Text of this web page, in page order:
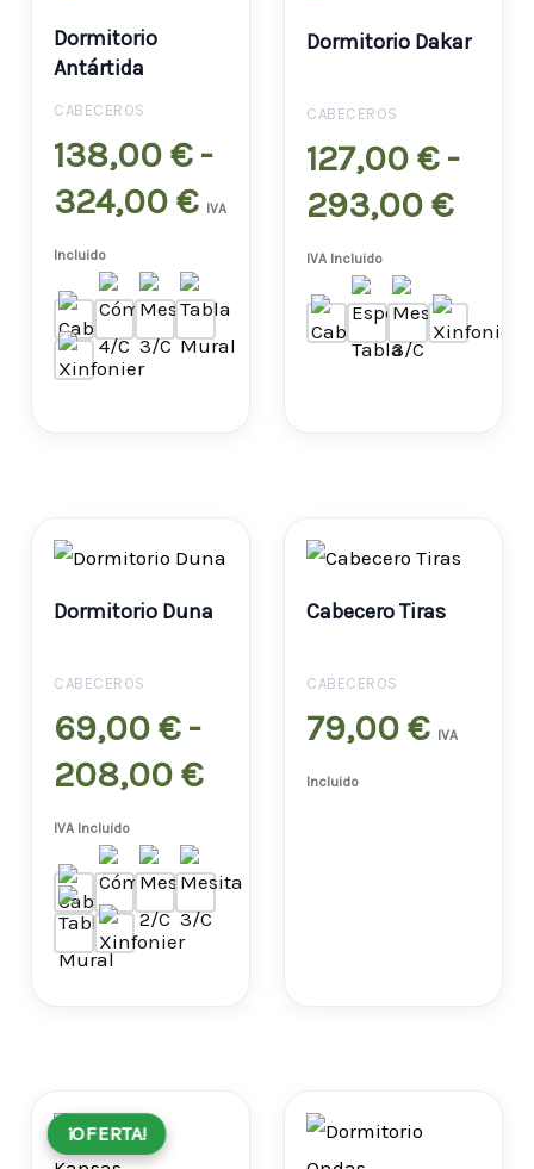
Dormitorio
Antártida
CABECEROS
138,00€ -
324,00€
precios:
138,00 €
hasta
324,00 €
IVA
Incluido
Dormitorio Dakar
CABECEROS
127,00€ -
293,00€
IVA Incluido
Dormitorio Duna
CABECEROS
69,00€ -
208,00€
precios:
69,00 €
hasta
IVA Incluido
Cabecero Tiras
CABECEROS
79,00€ IVA
Incluido
¡OFERTA!El
precio